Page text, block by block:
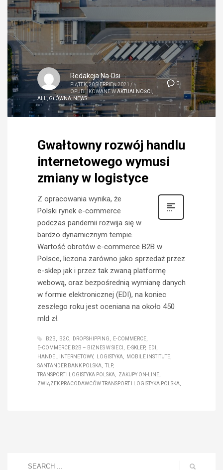
0
Redakcja Na Osi
PIĄTEK, 20 SIERPIEŃ 2021 /
OPUBLIKOWANE WAKTUALNOŚCI
ALL, GŁÓWNA,NEWS
Gwałtowny rozwój handlu
internetowego wymusi
zmiany w logistyce
Z opracowania wynika, że
Polski rynek e-commerce
podczas pandemii rozwija się w
bardzo dynamicznym tempie.
Wartość obrotów e-commerce B2B w
Polsce, liczona zarówno jako sprzedaż przez
e-sklep jak i przez tak zwaną platformę
webową, oraz bezpośrednią wymianę danych
w formie elektronicznej (EDI), na koniec
zeszłego roku jest oceniana na około 450
mld zł.
B2B B2C DROPSHIPPING
E-COMMERCE
E-COMMERCE B2B – BIZNES W SIECI
E-SKLEP
EDI
HANDEL INTERNETOWY
LOGISTYKA
MOBILE INSTITUTE
SANTANDER BANK POLSKA
TLP
TRANSPORT I LOGISTYKA POLSKA
ZAKUPY ON-LINE
ZWIĄZEK PRACODAWCÓW TRANSPORT I LOGISTYKA POLSKA